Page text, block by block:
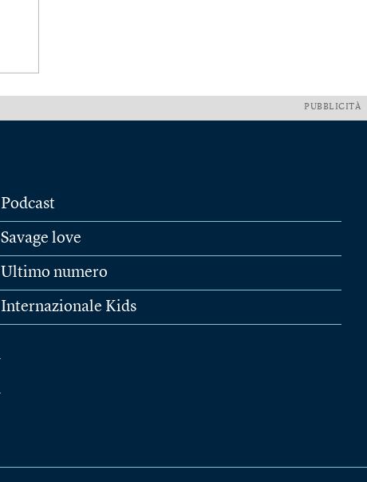
PUBBLICITÀ
Podcast
Savage love
Ultimo numero
Internazionale Kids